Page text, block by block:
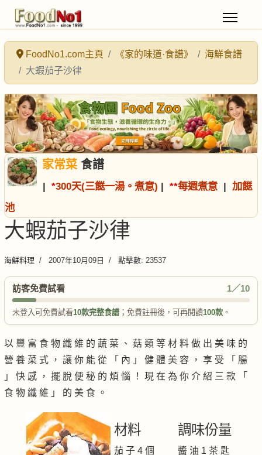
FoodNo1.com主頁 《家的味道·食譜》
海鮮食譜
大蝦茄子沙律
家常菜食譜
| *300天(三餸一湯。煮意) | **每週煮意 | 加餸
池
大蝦茄子沙律
海鮮料理 2007年10月09日 點擊數: 23537
訪客免費試看 1／10
未登入可免費試看10款完整食譜 ；免費註冊後，可再閱讀100款 。
以 豐 富 食 物 纖 維 的 蔬 菜 、 菇 類 等 材 料 做 出 美 味 的
營 養 菜 式 ， 讓 你 能 從 「 內 」 健 體 美 容 ， 享 受 「 腸
」 快 感 ， 擺 脫 便 秘 的 煩 惱 ！ 現 在 為 你 介 紹 三 款 「
食 物 纖 維 」 的 美 食 。
材料
茄 子 4 個
調味份量
醬 油 1 茶 匙